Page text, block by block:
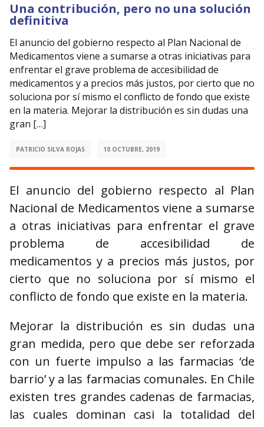
Una contribución, pero no una solución
definitiva
El anuncio del gobierno respecto al Plan Nacional de
Medicamentos viene a sumarse a otras iniciativas para
enfrentar el grave problema de accesibilidad de
medicamentos y a precios más justos, por cierto que no
soluciona por sí mismo el conflicto de fondo que existe
en la materia. Mejorar la distribución es sin dudas una
gran […]
PATRICIO SILVA ROJAS 10 OCTUBRE, 2019
El anuncio del gobierno respecto al Plan
Nacional de Medicamentos viene a sumarse
a otras iniciativas para enfrentar el grave
problema de accesibilidad de
medicamentos y a precios más justos, por
cierto que no soluciona por sí mismo el
conflicto de fondo que existe en la materia.
Mejorar la distribución es sin dudas una
gran medida, pero que debe ser reforzada
con un fuerte impulso a las farmacias ‘de
barrio’ y a las farmacias comunales. En Chile
existen tres grandes cadenas de farmacias,
las cuales dominan casi la totalidad del